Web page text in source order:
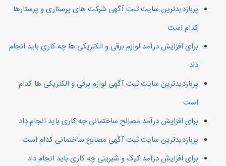
پربازدیدترین سایت ثبت آگهی شرکت های پرستاری و پرستارها
کدام است
برای افزایش درآمد لوازم برقی و الکتریکی ها چه کاری باید انجام
داد
پربازدیدترین سایت ثبت آگهی لوازم برقی و الکتریکی ها کدام
است
برای افزایش درآمد مصالح ساختمانی چه کاری باید انجام داد
پربازدیدترین سایت ثبت آگهی مصالح ساختمانی کدام است
برای افزایش درآمد کیک و شیرینی چه کاری باید انجام داد